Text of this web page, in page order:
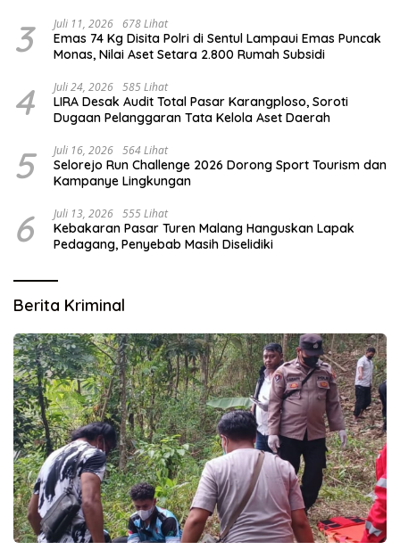
3 Juli 11, 2026 678 Lihat
Emas 74 Kg Disita Polri di Sentul Lampaui Emas Puncak
Monas, Nilai Aset Setara 2.800 Rumah Subsidi
4 Juli 24, 2026 585 Lihat
LIRA Desak Audit Total Pasar Karangploso, Soroti
Dugaan Pelanggaran Tata Kelola Aset Daerah
5 Juli 16, 2026 564 Lihat
Selorejo Run Challenge 2026 Dorong Sport Tourism dan
Kampanye Lingkungan
6 Juli 13, 2026 555 Lihat
Kebakaran Pasar Turen Malang Hanguskan Lapak
Pedagang, Penyebab Masih Diselidiki
Berita Kriminal